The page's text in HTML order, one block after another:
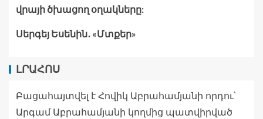
վրայի ծխացող օղակները:
Սերգեյ Եսենին․ «Մտքեր»
ԼՐԱՀՈՍ
Բացահայտվել է Հովիկ Աբրահամյանի որդու՝
Արգամ Աբրահամյանի կողմից պատվիրված